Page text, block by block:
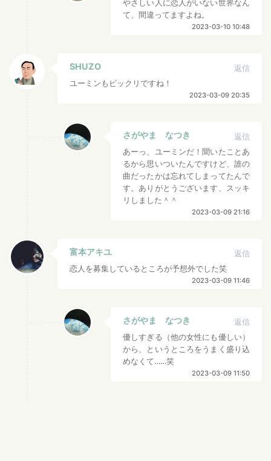
やさしい人に恋人がいない世界なん
て、間違ってますよね。
2023-03-10 10:48
SHUZO
返信
ユーミンもビックリですね！
2023-03-09 20:35
さがやま なつき
返信
あーっ、ユーミンだ！聞いたことあ
るから思いついたんですけど、誰の
曲だったかは忘れてしまってたんで
す。ありがとうございます、スッキ
リしました＾＾
2023-03-09 21:16
富本アキユ
返信
恋人を募集しているところが予想外でした笑
2023-03-09 11:46
さがやま なつき
返信
優しすぎる（他の女性にも優しい）
から、というところをうまく盛り込
めなくて……笑
2023-03-09 11:50